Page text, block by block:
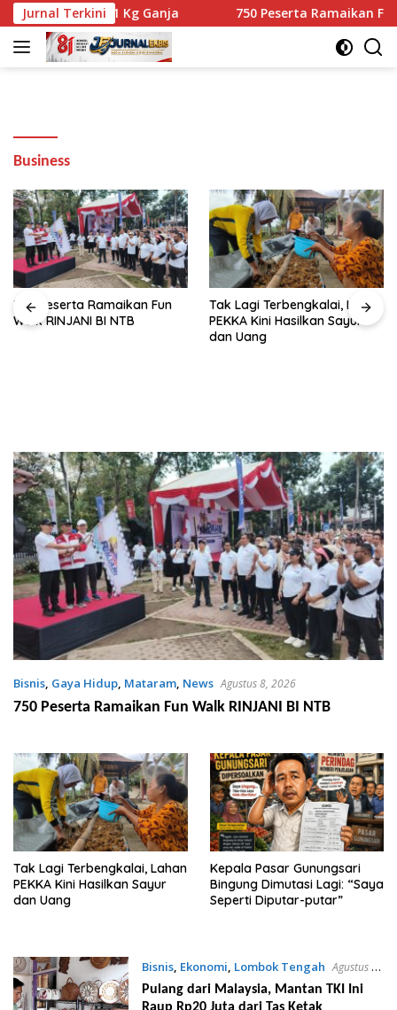
Langsung
ke
konten
Jurnal Terkini
Berisi 10,1 Kg Ganja 750 Peserta Ramaikan Fun Walk
Business
750 Peserta Ramaikan Fun
Walk RINJANI BI NTB
Tak Lagi Terbengkalai, Lahan
PEKKA Kini Hasilkan Sayur
dan Uang
Bisnis, Gaya Hidup, Mataram, News Agustus 8, 2026
750 Peserta Ramaikan Fun Walk RINJANI BI NTB
Tak Lagi Terbengkalai, Lahan
PEKKA Kini Hasilkan Sayur
dan Uang
Kepala Pasar Gunungsari
Bingung Dimutasi Lagi: “Saya
Seperti Diputar-putar”
Bisnis, Ekonomi, Lombok Tengah Agustus 7,
2026
Pulang dari Malaysia, Mantan TKI Ini
Raup Rp20 Juta dari Tas Ketak